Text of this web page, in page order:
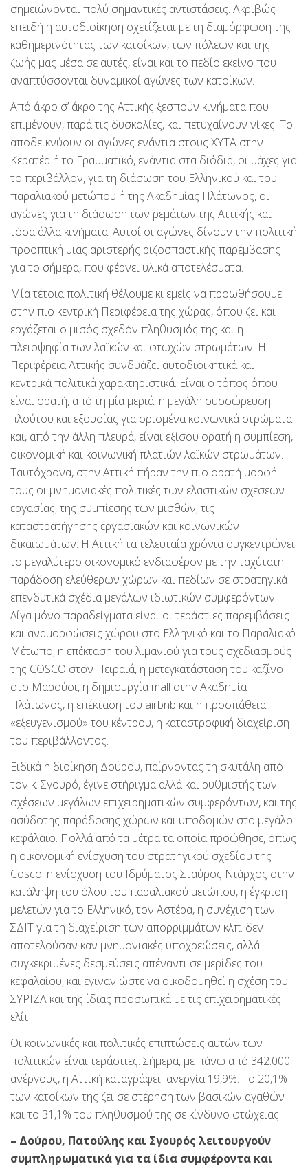
σημειώνονται πολύ σημαντικές αντιστάσεις. Ακριβώς
επειδή η αυτοδιοίκηση σχετίζεται με τη διαμόρφωση της
καθημερινότητας των κατοίκων, των πόλεων και της
ζωής μας μέσα σε αυτές, είναι και το πεδίο εκείνο που
αναπτύσσονται δυναμικοί αγώνες των κατοίκων.
Από άκρο σ’ άκρο της Αττικής ξεσπούν κινήματα που
επιμένουν, παρά τις δυσκολίες, και πετυχαίνουν νίκες. Το
αποδεικνύουν οι αγώνες ενάντια στους ΧΥΤΑ στην
Κερατέα ή το Γραμματικό, ενάντια στα διόδια, οι μάχες για
το περιβάλλον, για τη διάσωση του Ελληνικού και του
παραλιακού μετώπου ή της Ακαδημίας Πλάτωνος, οι
αγώνες για τη διάσωση των ρεμάτων της Αττικής και
τόσα άλλα κινήματα. Αυτοί οι αγώνες δίνουν την πολιτική
προοπτική μιας αριστερής ριζοσπαστικής παρέμβασης
για το σήμερα, που φέρνει υλικά αποτελέσματα.
Μία τέτοια πολιτική θέλουμε κι εμείς να προωθήσουμε
στην πιο κεντρική Περιφέρεια της χώρας, όπου ζει και
εργάζεται ο μισός σχεδόν πληθυσμός της και η
πλειοψηφία των λαϊκών και φτωχών στρωμάτων. Η
Περιφέρεια Αττικής συνδυάζει αυτοδιοικητικά και
κεντρικά πολιτικά χαρακτηριστικά. Είναι ο τόπος όπου
είναι ορατή, από τη μία μεριά, η μεγάλη συσσώρευση
πλούτου και εξουσίας για ορισμένα κοινωνικά στρώματα
και, από την άλλη πλευρά, είναι εξίσου ορατή η συμπίεση,
οικονομική και κοινωνική πλατιών λαϊκών στρωμάτων.
Ταυτόχρονα, στην Αττική πήραν την πιο ορατή μορφή
τους οι μνημονιακές πολιτικές των ελαστικών σχέσεων
εργασίας, της συμπίεσης των μισθών, τις
καταστρατήγησης εργασιακών και κοινωνικών
δικαιωμάτων. Η Αττική τα τελευταία χρόνια συγκεντρώνει
το μεγαλύτερο οικονομικό ενδιαφέρον με την ταχύτατη
παράδοση ελεύθερων χώρων και πεδίων σε στρατηγικά
επενδυτικά σχέδια μεγάλων ιδιωτικών συμφερόντων.
Λίγα μόνο παραδείγματα είναι οι τεράστιες παρεμβάσεις
και αναμορφώσεις χώρου στο Ελληνικό και το Παραλιακό
Μέτωπο, η επέκταση του λιμανιού για τους σχεδιασμούς
της COSCO στον Πειραιά, η μετεγκατάσταση του καζίνο
στο Μαρούσι, η δημιουργία mall στην Ακαδημία
Πλάτωνος, η επέκταση του airbnb και η προσπάθεια
«εξευγενισμού» του κέντρου, η καταστροφική διαχείριση
του περιβάλλοντος.
Ειδικά η διοίκηση Δούρου, παίρνοντας τη σκυτάλη από
τον κ. Σγουρό, έγινε στήριγμα αλλά και ρυθμιστής των
σχέσεων μεγάλων επιχειρηματικών συμφερόντων, και της
ασύδοτης παράδοσης χώρων και υποδομών στο μεγάλο
κεφάλαιο. Πολλά από τα μέτρα τα οποία προώθησε, όπως
η οικονομική ενίσχυση του στρατηγικού σχεδίου της
Cosco, η ενίσχυση του Ιδρύματος Σταύρος Νιάρχος στην
κατάληψη του όλου του παραλιακού μετώπου, η έγκριση
μελετών για το Ελληνικό, τον Αστέρα, η συνέχιση των
ΣΔΙΤ για τη διαχείριση των απορριμμάτων κλπ. δεν
αποτελούσαν καν μνημονιακές υποχρεώσεις, αλλά
συγκεκριμένες δεσμεύσεις απέναντι σε μερίδες του
κεφαλαίου, και έγιναν ώστε να οικοδομηθεί η σχέση του
ΣΥΡΙΖΑ και της ίδιας προσωπικά με τις επιχειρηματικές
ελίτ.
Οι κοινωνικές και πολιτικές επιπτώσεις αυτών των
πολιτικών είναι τεράστιες. Σήμερα, με πάνω από 342.000
ανέργους, η Αττική καταγράφει ανεργία 19,9%. Το 20,1%
των κατοίκων της ζει σε στέρηση των βασικών αγαθών
και το 31,1% του πληθυσμού της σε κίνδυνο φτώχειας.
– Δούρου, Πατούλης και Σγουρός λειτουργούν
συμπληρωματικά για τα ίδια συμφέροντα και